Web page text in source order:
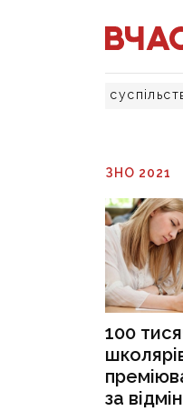
ЗНО 2021
100
за